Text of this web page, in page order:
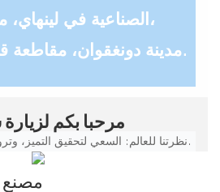
الصناعية في لينهاي، مدينة هومين،
مدينة دونغقوان، مقاطعة قوانغدونغ، الصين.
مرحبا بكم لزيارة
نظرتنا للعالم: السعي لتحقيق التميز، وترويج التصنيع الصيني للعالم.
مصنع